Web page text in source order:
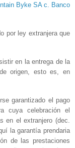
Byke SA c. Banco
por ley extranjera que
en la entrega de la
origen, esto es, en
garantizado el pago
cuya celebración el
en el extranjero (dec.
la garantía prendaria
de las prestaciones